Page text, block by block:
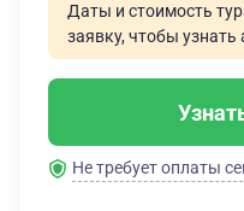
Даты и стоимость
заявку, чтобы
Не требует оплаты